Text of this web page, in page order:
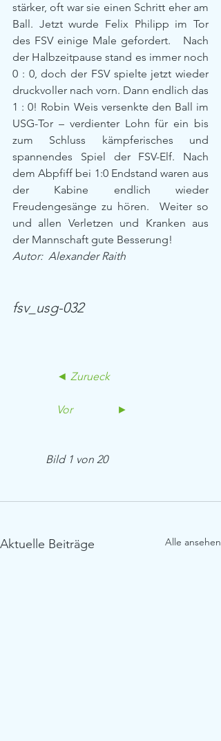
stärker, oft war sie einen Schritt eher am
Ball. Jetzt wurde Felix Philipp im Tor
des FSV einige Male gefordert.   Nach
der Halbzeitpause stand es immer noch
0 : 0, doch der FSV spielte jetzt wieder
druckvoller nach vorn. Dann endlich das
1 : 0! Robin Weis versenkte den Ball im
USG-Tor – verdienter Lohn für ein bis
zum Schluss kämpferisches und
spannendes Spiel der FSV-Elf. Nach
dem Abpfiff bei 1:0 Endstand waren aus
der Kabine endlich wieder
Freudengesänge zu hören.  Weiter so
und allen Verletzen und Kranken aus
der Mannschaft gute Besserung!
Autor:  Alexander Raith
fsv_usg-032
                ◄ Zurueck
                Vor                ►
            Bild 1 von 20
Aktuelle Beiträge Alle ansehen